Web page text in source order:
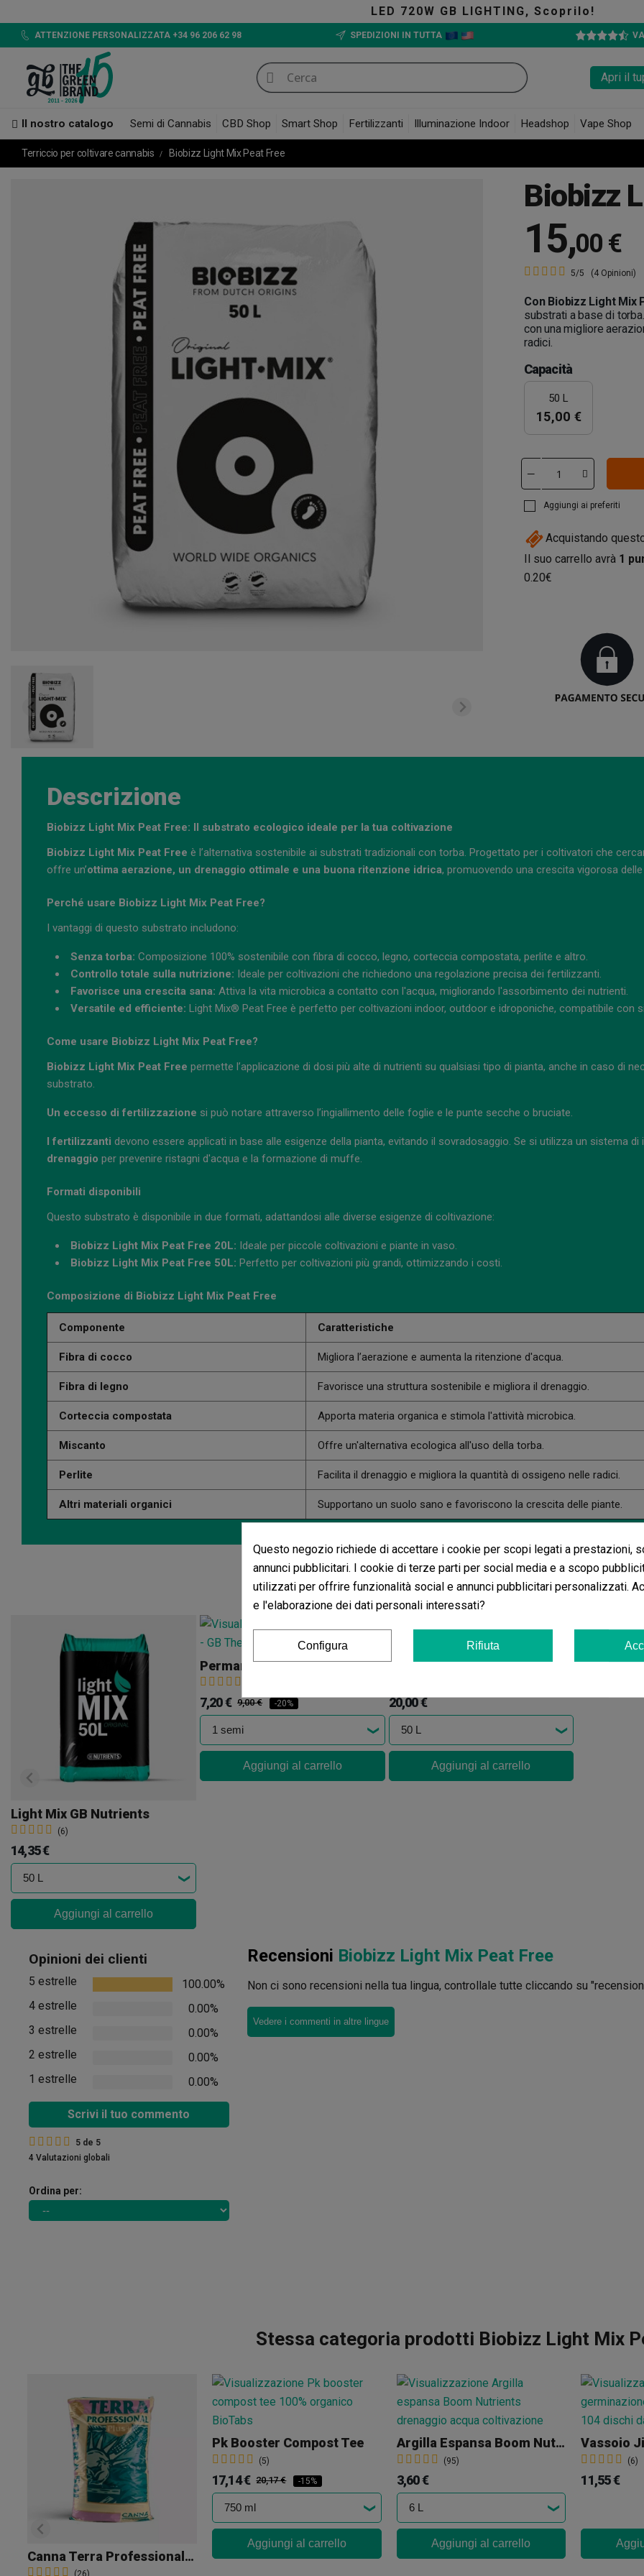
LED 720W GB LIGHTING, Scoprilo!
ATTENZIONE PERSONALIZZATA +34 96 206 62 98 SPEDIZIONI IN TUTTA
Apri il
Il nostro catalogo Semi di Cannabis CBD Shop Smart Shop Fertilizzanti Illuminazione Indoor Headshop Vape Shop
Terriccio per coltivare cannabis Biobizz Light Mix Peat Free
Biobizz
15,00 €
5/5 (4 Opinioni)
Con Biobizz Light Mix
substrati a base di
con una migliore
radici.
Capacità
50 L
15,00 €
Aggiungi ai preferiti
Acquistando
Il suo carrello avrà 1
0.20€
Descrizione
Biobizz Light Mix Peat Free: Il substrato ecologico ideale per la tua coltivazione
Biobizz Light Mix Peat Free è l’alternativa sostenibile ai substrati tradizionali con torba. Progettato per i coltivatori che
offre un’ottima aerazione, un drenaggio ottimale e una buona ritenzione idrica, promuovendo una crescita vigorosa
Perché usare Biobizz Light Mix Peat Free?
I vantaggi di questo substrato includono:
Senza torba: Composizione 100% sostenibile con fibra di cocco, legno, corteccia compostata, perlite e altro.
Controllo totale sulla nutrizione: Ideale per coltivazioni che richiedono una regolazione precisa dei fertilizzanti.
Favorisce una crescita sana: Attiva la vita microbica a contatto con l'acqua, migliorando l'assorbimento dei nutrienti.
Versatile ed efficiente: Light Mix® Peat Free è perfetto per coltivazioni indoor, outdoor e idroponiche, compatibile con
Come usare Biobizz Light Mix Peat Free?
Biobizz Light Mix Peat Free permette l’applicazione di dosi più alte di nutrienti su qualsiasi tipo di pianta, anche in caso di
substrato.
Un eccesso di fertilizzazione si può notare attraverso l’ingiallimento delle foglie e le punte secche o bruciate.
I fertilizzanti devono essere applicati in base alle esigenze della pianta, evitando il sovradosaggio. Se si utilizza un sistema
drenaggio per prevenire ristagni d'acqua e la formazione di muffe.
Formati disponibili
Questo substrato è disponibile in due formati, adattandosi alle diverse esigenze di coltivazione:
Biobizz Light Mix Peat Free 20L: Ideale per piccole coltivazioni e piante in vaso.
Biobizz Light Mix Peat Free 50L: Perfetto per coltivazioni più grandi, ottimizzando i costi.
Composizione di Biobizz Light Mix Peat Free
Componente Caratteristiche
Fibra di cocco Migliora l’aerazione e aumenta la ritenzione d'acqua.
Fibra di legno Favorisce una struttura sostenibile e migliora il drenaggio.
Corteccia compostata Apporta materia organica e stimola l'attività microbica.
Miscanto Offre un'alternativa ecologica all'uso della torba.
Perlite Facilita il drenaggio e migliora la quantità di ossigeno nelle radici.
Altri materiali organici Supportano un suolo sano e favoriscono la crescita delle piante.
Potrebbe anche piacerti
Light Mix GB Nutrients
(6)
14,35 €
Aggiungi al carrello
Permanent Maker
7,20 € 9,00 € -20%
Aggiungi al carrello
Biobizz All Mix Senza Torba
20,00 €
Aggiungi al carrello
Opinioni dei clienti
5 estrelle
100.00%
4 estrelle
0.00%
3 estrelle
0.00%
2 estrelle
0.00%
1 estrelle
0.00%
Scrivi il tuo commento
5 de 5
4 Valutazioni globali
Ordina per:
Recensioni Biobizz Light Mix Peat Free
Non ci sono recensioni nella tua lingua, controllale tutte cliccando su
Vedere i commenti in altre lingue
Stessa categoria prodotti Biobizz Light Mix
Canna Terra Professional Plus 50L
Pk Booster Compost Tee
(5)
17,14 € 20,17 € -15%
Aggiungi al carrello
Argilla Espansa Boom Nutrients
(95)
3,60 €
Aggiungi al carrello
(6)
11,55 €
Questo negozio richiede di accettare i cookie per scopi legati a prestazioni,
annunci pubblicitari. I cookie di terze parti per social media e a scopo
utilizzati per offrire funzionalità social e annunci pubblicitari personalizzati.
e l'elaborazione dei dati personali interessati?
Configura Rifiuta